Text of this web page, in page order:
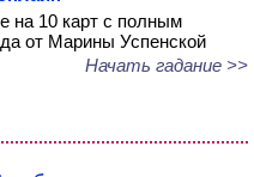
на 10 карт с полным
от Марины Успенской
Начать гадание >>